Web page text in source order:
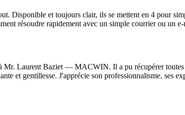
Disponible et toujours clair, ils se mettent en 4 pour
résoudre rapidement avec un simple courrier ou un
Mr. Laurent Baziet — MACWIN. Il a pu récupérer toutes
et gentillesse. J'apprécie son professionnalisme, ses